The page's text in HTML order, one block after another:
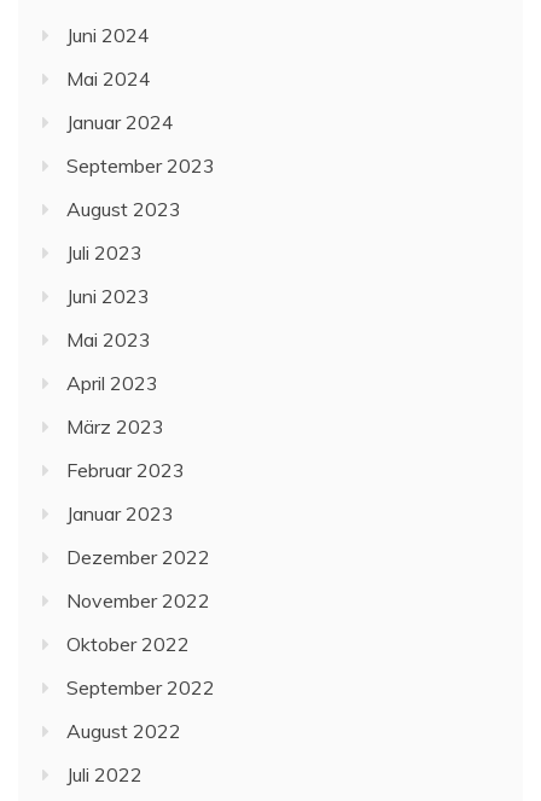
Juni 2024
Mai 2024
Januar 2024
September 2023
August 2023
Juli 2023
Juni 2023
Mai 2023
April 2023
März 2023
Februar 2023
Januar 2023
Dezember 2022
November 2022
Oktober 2022
September 2022
August 2022
Juli 2022